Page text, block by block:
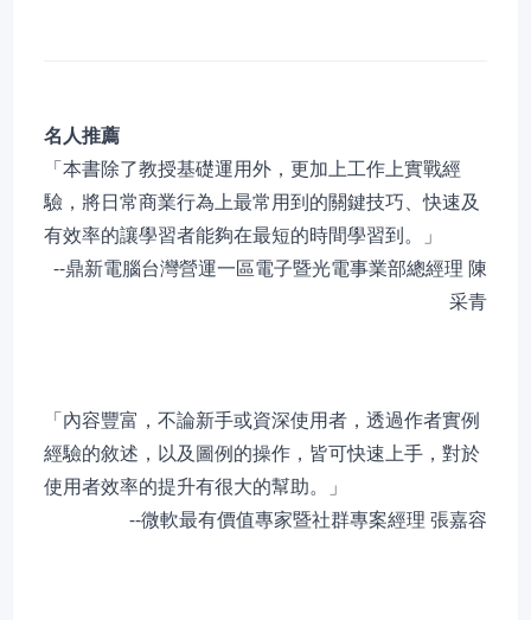
名人推薦
「本書除了教授基礎運用外，更加上工作上實戰經
驗，將日常商業行為上最常用到的關鍵技巧、快速及
有效率的讓學習者能夠在最短的時間學習到。」
--鼎新電腦台灣營運一區電子暨光電事業部總經理 陳
采青
「內容豐富，不論新手或資深使用者，透過作者實例
經驗的敘述，以及圖例的操作，皆可快速上手，對於
使用者效率的提升有很大的幫助。」
--微軟最有價值專家暨社群專案經理 張嘉容